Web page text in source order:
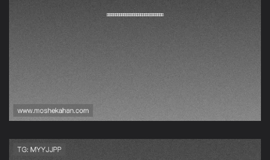
详细解析世界杯伊朗与新
西兰比赛当天的交通路线
与出行建议